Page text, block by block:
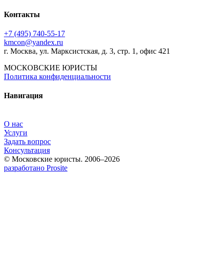
Контакты
+7 (495) 740‑55‑17
kmcon@yandex.ru
г. Москва, ул. Марксистская, д. 3, стр. 1, офис 421
МОСКОВСКИЕ ЮРИСТЫ
Политика конфиденциальности
Навигация
О нас
Услуги
Задать вопрос
Консультация
© Московские юристы. 2006–2026
разработано Prosite